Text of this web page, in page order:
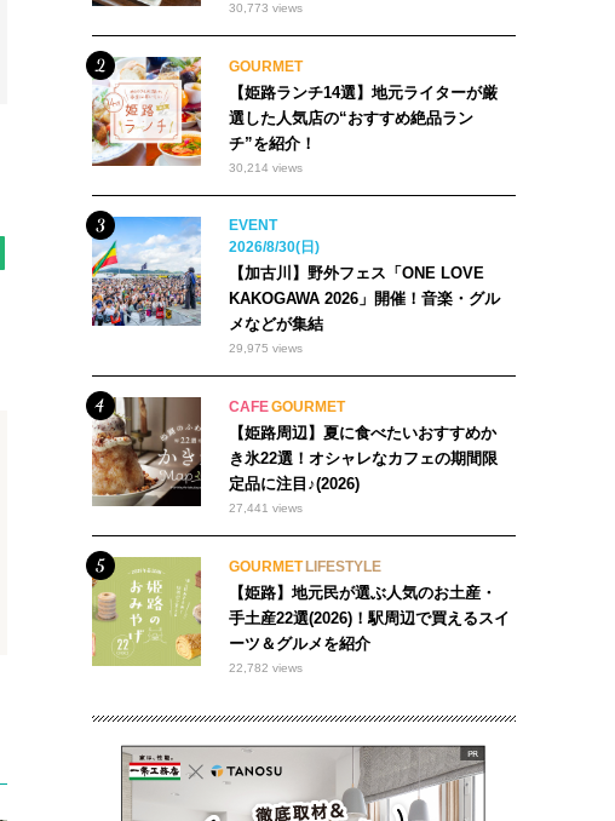
30,773 views
GOURMET
【姫路ランチ14選】地元ライターが厳
選した人気店の“おすすめ絶品ラン
チ”を紹介！
30,214 views
EVENT
2026/8/30(日)
【加古川】野外フェス「ONE LOVE
KAKOGAWA 2026」開催！音楽・グル
メなどが集結
29,975 views
CAFEGOURMET
【姫路周辺】夏に食べたいおすすめか
き氷22選！オシャレなカフェの期間限
定品に注目♪(2026)
27,441 views
GOURMET LIFESTYLE
【姫路】地元民が選ぶ人気のお土産・
手土産22選(2026)！駅周辺で買えるスイ
ーツ＆グルメを紹介
22,782 views